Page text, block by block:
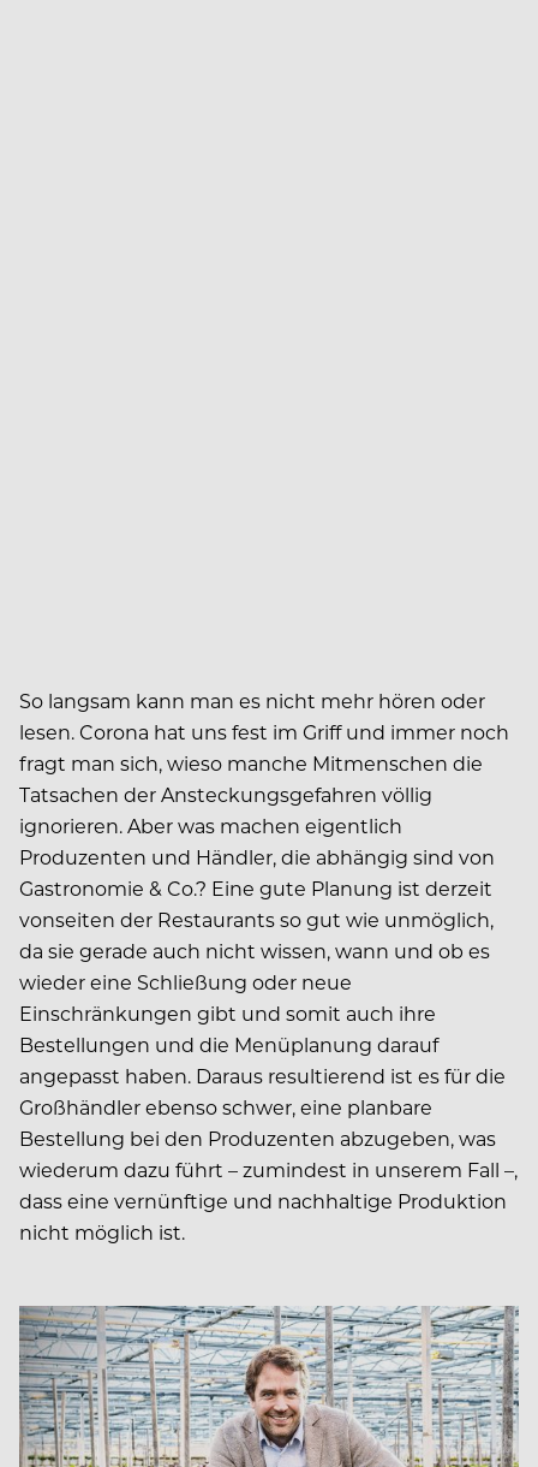
So langsam kann man es nicht mehr hören oder
lesen. Corona hat uns fest im Griff und immer noch
fragt man sich, wieso manche Mitmenschen die
Tatsachen der Ansteckungsgefahren völlig
ignorieren. Aber was machen eigentlich
Produzenten und Händler, die abhängig sind von
Gastronomie & Co.? Eine gute Planung ist derzeit
vonseiten der Restaurants so gut wie unmöglich,
da sie gerade auch nicht wissen, wann und ob es
wieder eine Schließung oder neue
Einschränkungen gibt und somit auch ihre
Bestellungen und die Menüplanung darauf
angepasst haben. Daraus resultierend ist es für die
Großhändler ebenso schwer, eine planbare
Bestellung bei den Produzenten abzugeben, was
wiederum dazu führt – zumindest in unserem Fall –,
dass eine vernünftige und nachhaltige Produktion
nicht möglich ist.